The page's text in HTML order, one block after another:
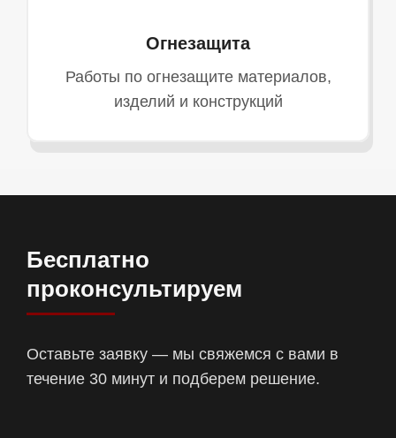
Огнезащита
Работы по огнезащите материалов,
изделий и конструкций
Бесплатно
проконсультируем
Оставьте заявку — мы свяжемся с вами в
течение 30 минут и подберем решение.